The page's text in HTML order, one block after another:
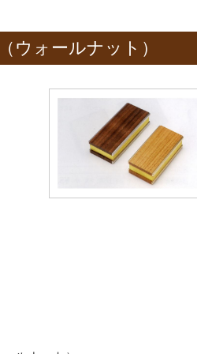
ウォールナット）